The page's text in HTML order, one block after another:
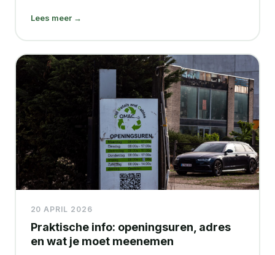
Lees meer →
20 APRIL 2026
Praktische info: openingsuren, adres
en wat je moet meenemen